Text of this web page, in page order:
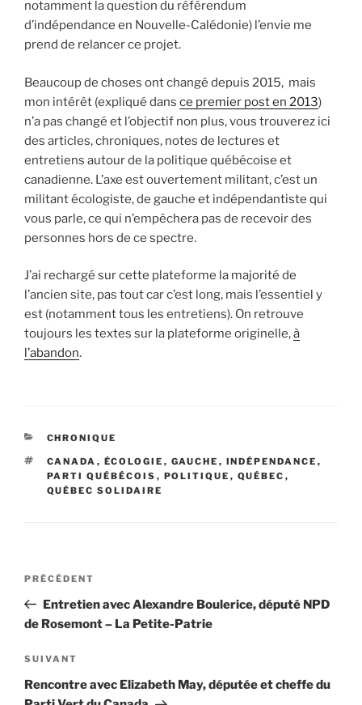
notamment la question du référendum
d’indépendance en Nouvelle-Calédonie) l’envie me
prend de relancer ce projet.
Beaucoup de choses ont changé depuis 2015, mais
mon intérêt (expliqué dans ce premier post en 2013)
n’a pas changé et l’objectif non plus, vous trouverez ici
des articles, chroniques, notes de lectures et
entretiens autour de la politique québécoise et
canadienne. L’axe est ouvertement militant, c’est un
militant écologiste, de gauche et indépendantiste qui
vous parle, ce qui n’empêchera pas de recevoir des
personnes hors de ce spectre.
J’ai rechargé sur cette plateforme la majorité de
l’ancien site, pas tout car c’est long, mais l’essentiel y
est (notamment tous les entretiens). On retrouve
toujours les textes sur la plateforme originelle,à
l’abandon.
CATÉGORIES
CHRONIQUE
ÉTIQUETTES
CANADA , ÉCOLOGIE , GAUCHE , INDÉPENDANCE ,
PARTI QUÉBÉCOIS , POLITIQUE , QUÉBEC ,
QUÉBEC SOLIDAIRE
Navigation
l’article
Article
précédent
PRÉCÉDENT
Entretien avec Alexandre Boulerice, député NPD
de Rosemont – La Petite-Patrie
Article
suivant
SUIVANT
Rencontre avec Elizabeth May, députée et cheffe du